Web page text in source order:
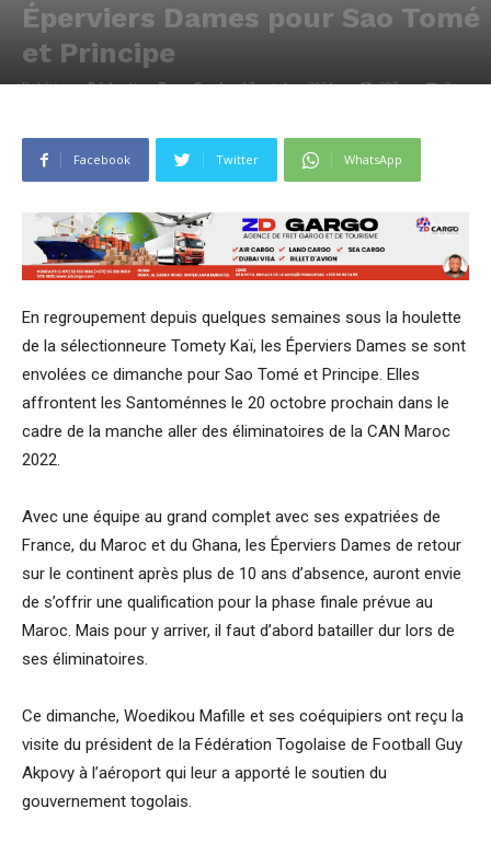
Éperviers Dames pour Sao Tomé
et Principe
Publié par Rédaction Togo Goal - 17 octobre 2021 392 0
Facebook Twitter WhatsApp
En regroupement depuis quelques semaines sous la houlette
de la sélectionneure Tomety Kaï, les Éperviers Dames se sont
envolées ce dimanche pour Sao Tomé et Principe. Elles
affrontent les Santoménnes le 20 octobre prochain dans le
cadre de la manche aller des éliminatoires de la CAN Maroc
2022.
Avec une équipe au grand complet avec ses expatriées de
France, du Maroc et du Ghana, les Éperviers Dames de retour
sur le continent après plus de 10 ans d’absence, auront envie
de s’offrir une qualification pour la phase finale prévue au
Maroc. Mais pour y arriver, il faut d’abord batailler dur lors de
ses éliminatoires.
Ce dimanche, Woedikou Mafille et ses coéquipiers ont reçu la
visite du président de la Fédération Togolaise de Football Guy
Akpovy à l’aéroport qui leur a apporté le soutien du
gouvernement togolais.